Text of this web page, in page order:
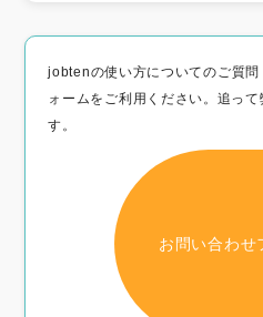
jobtenの使い方についてのご質
ォームをご利用ください。追っ
す。
お問い合わせ